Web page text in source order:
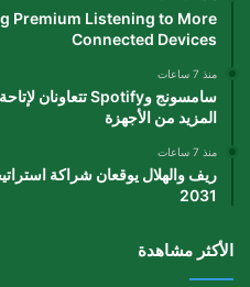
Premium Listening to More
Connected Devices
منذ 7 ساعات
المزيد من الأجهزة
منذ 7 ساعات
2031
الأكثر مشاهدة